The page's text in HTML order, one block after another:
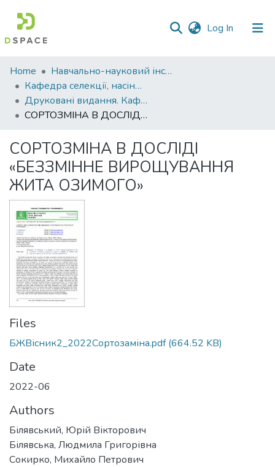
Log In (current)
Communities
&
Collections
Statistics
Home
Навчально-науковий інститут агротехнологій, селекції та екології
Кафедра селекції, насінництва і генетики
Друковані видання. Кафедра селекції, насінництва і генетики
СОРТОЗМІНА В ДОСЛІДІ «БЕЗЗМІННЕ ВИРОЩУВАННЯ ЖИТА ОЗИМОГО»
СОРТОЗМІНА В ДОСЛІДІ
«БЕЗЗМІННЕ ВИРОЩУВАННЯ
ЖИТА ОЗИМОГО»
Files
БЖВісник2_2022Сортозаміна.pdf(664.52 KB)
Date
2022-06
Authors
Білявський, Юрій Вікторович
Білявська, Людмила Григорівна
Сокирко, Михайло Петрович